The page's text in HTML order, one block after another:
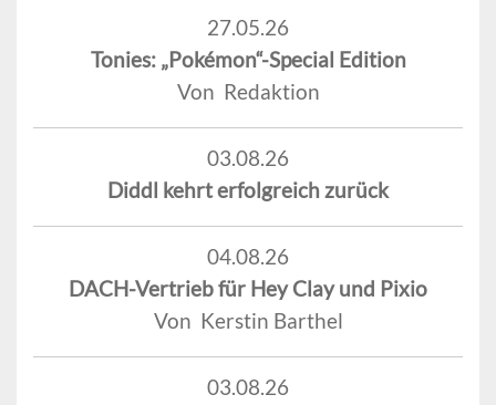
27.05.26
Tonies: „Pokémon“-Special Edition
Von Redaktion
03.08.26
Diddl kehrt erfolgreich zurück
04.08.26
DACH-Vertrieb für Hey Clay und Pixio
Von Kerstin Barthel
03.08.26